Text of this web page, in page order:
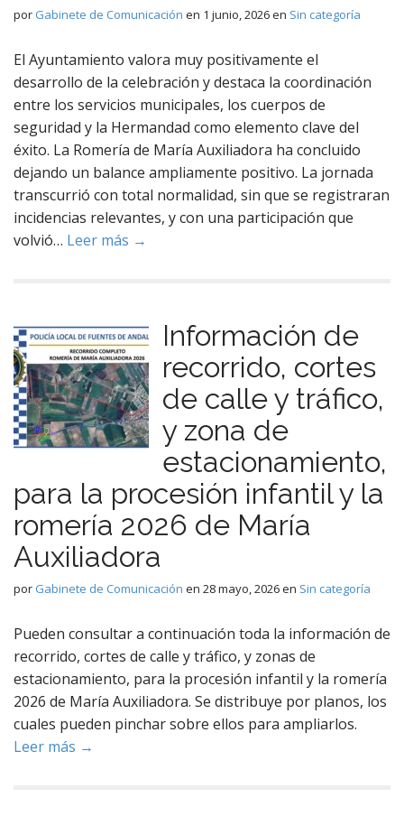
por Gabinete de Comunicación en 1 junio, 2026en Sin categoría
El Ayuntamiento valora muy positivamente el
desarrollo de la celebración y destaca la coordinación
entre los servicios municipales, los cuerpos de
seguridad y la Hermandad como elemento clave del
éxito. La Romería de María Auxiliadora ha concluido
dejando un balance ampliamente positivo. La jornada
transcurrió con total normalidad, sin que se registraran
incidencias relevantes, y con una participación que
volvió… Leer más →
Información de
recorrido, cortes
de calle y tráfico,
y zona de
estacionamiento,
para la procesión infantil y la
romería 2026 de María
Auxiliadora
por Gabinete de Comunicación en 28 mayo, 2026en Sin categoría
Pueden consultar a continuación toda la información de
recorrido, cortes de calle y tráfico, y zonas de
estacionamiento, para la procesión infantil y la romería
2026 de María Auxiliadora. Se distribuye por planos, los
cuales pueden pinchar sobre ellos para ampliarlos.
Leer más →